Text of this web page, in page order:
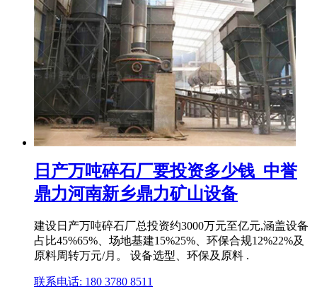
日产万吨碎石厂要投资多少钱_中誉
鼎力河南新乡鼎力矿山设备
建设日产万吨碎石厂总投资约3000万元至亿元,涵盖设备
占比45%65%、场地基建15%25%、环保合规12%22%及
原料周转万元/月。 设备选型、环保及原料 .
联系电话: 180 3780 8511